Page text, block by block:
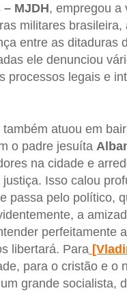
MJDH, empregou a
militares
entre as ditaduras
ele denunciou
processos legais e
também atuou em
o padre jesuíta
na cidade e
Isso calou
passa pelo político,
a
perfeitamente
libertará. Para
para o cristão e o
grande socialista,